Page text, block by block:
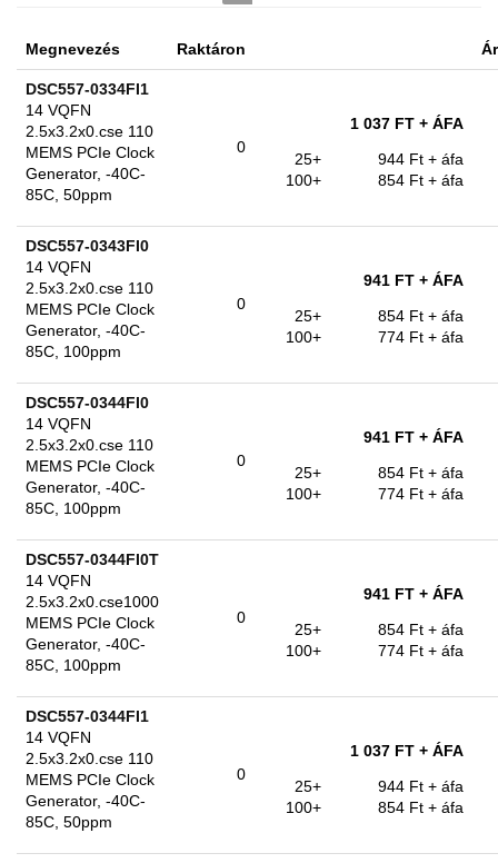
Megnevezés Raktáron Ár
DSC557-0334FI1
14 VQFN
2.5x3.2x0.cse 110
MEMS PCIe Clock
Generator, -40C-
85C, 50ppm
0
1 037 FT + ÁFA
25+
944 Ft + áfa
100+
854 Ft + áfa
DSC557-0343FI0
14 VQFN
2.5x3.2x0.cse 110
MEMS PCIe Clock
Generator, -40C-
85C, 100ppm
0
941 FT + ÁFA
25+
854 Ft + áfa
100+
774 Ft + áfa
DSC557-0344FI0
14 VQFN
2.5x3.2x0.cse 110
MEMS PCIe Clock
Generator, -40C-
85C, 100ppm
0
941 FT + ÁFA
25+
854 Ft + áfa
100+
774 Ft + áfa
DSC557-0344FI0T
14 VQFN
2.5x3.2x0.cse1000
MEMS PCIe Clock
Generator, -40C-
85C, 100ppm
0
941 FT + ÁFA
25+
854 Ft + áfa
100+
774 Ft + áfa
DSC557-0344FI1
14 VQFN
2.5x3.2x0.cse 110
MEMS PCIe Clock
Generator, -40C-
85C, 50ppm
0
1 037 FT + ÁFA
25+
944 Ft + áfa
100+
854 Ft + áfa